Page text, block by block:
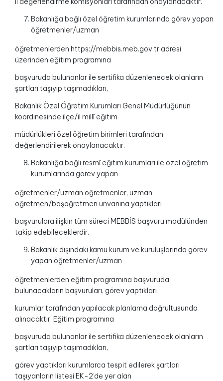
Bakanlığa bağlı özel öğretim kurumlarında görev yapan
öğretmenler/uzman
öğretmenlerden https://mebbis.meb.gov.tr adresi
üzerinden eğitim programına
başvuruda bulunanlar ile sertifika düzenlenecek olanların
şartları taşıyıp taşımadıkları,
Bakanlık Özel Öğretim Kurumları Genel Müdürlüğünün
koordinesinde ilçe/il millî eğitim
müdürlükleri özel öğretim birimleri tarafından
değerlendirilerek onaylanacaktır.
Bakanlığa bağlı resmî eğitim kurumları ile özel öğretim
kurumlarında görev yapan
öğretmenler/uzman öğretmenler, uzman
öğretmen/başöğretmen ünvanına yaptıkları
başvurulara ilişkin tüm süreci MEBBİS başvuru modülünden
takip edebileceklerdir.
Bakanlık dışındaki kamu kurum ve kuruluşlarında görev
yapan öğretmenler/uzman
öğretmenlerden eğitim programına başvuruda
bulunacakların başvuruları, görev yaptıkları
kurumlar tarafından yapılacak planlama doğrultusunda
alınacaktır. Eğitim programına
başvuruda bulunanlar ile sertifika düzenlenecek olanların
şartları taşıyıp taşımadıkları,
görev yaptıkları kurumlarca tespit edilerek şartları
taşıyanların listesi EK-2’de yer alan